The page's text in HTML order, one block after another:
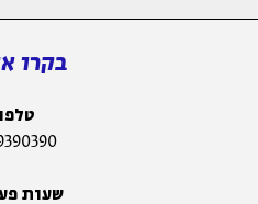
בקרו אותנו
08-9390390
שעות פעילות